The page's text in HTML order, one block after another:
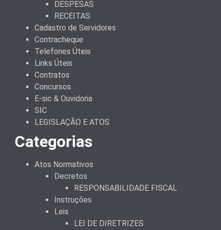
DESPESAS
RECEITAS
Cadastro de Servidores
Contracheque
Telefones Úteis
Links Úteis
Contratos
Concursos
E-sic & Ouvidoria
SIC
LEGISLAÇÃO E ATOS
Categorias
Atos Normativos
Decretos
RESPONSABILIDADE FISCAL
Instruções
Leis
LEI DE DIRETRIZES